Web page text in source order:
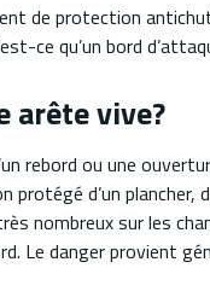
de protection
ce qu’un bord
arête vive?
rebord ou une
protégé d’un plancher,
nombreux sur les
Le danger provient